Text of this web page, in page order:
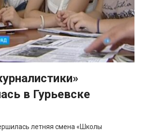
в Гурьевске
летняя смена «Школы